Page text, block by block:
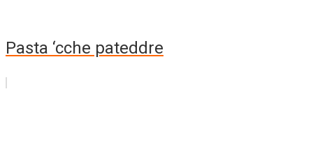
Pasta ‘cche pateddre